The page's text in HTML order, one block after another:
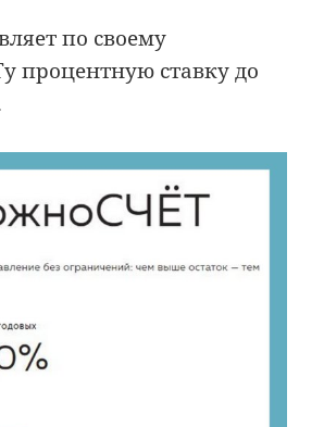
по своему
процентную ставку до